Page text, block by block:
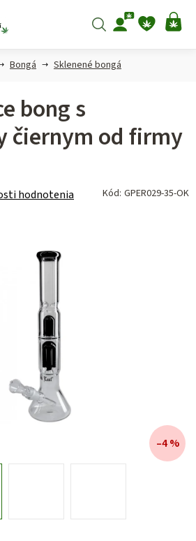
Hľadať
Bongá Sklenené bongá
bong s
čiernym od firmy
hodnotenia Kód: GPER029-35-OK
–4 %